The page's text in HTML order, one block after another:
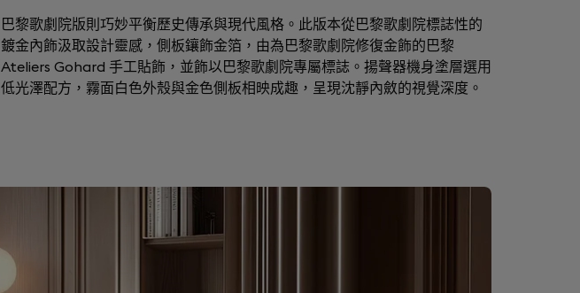
巴黎歌劇院版則巧妙平衡歷史傳承與現代風格。此版本從巴黎歌劇院標誌性的
鍍金內飾汲取設計靈感，側板鑲飾金箔，由為巴黎歌劇院修復金飾的巴黎
Ateliers Gohard 手工貼飾，並飾以巴黎歌劇院專屬標誌。揚聲器機身塗層選用
低光澤配方，霧面白色外殼與金色側板相映成趣，呈現沈靜內斂的視覺深度。